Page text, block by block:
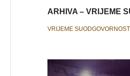
ARHIVA – VRIJEME
VRIJEME